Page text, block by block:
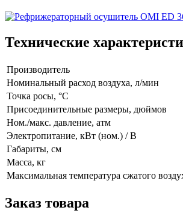
Технические
Производитель
Номинальный расход воздуха, л/мин
Точка росы, °C
Присоединительные размеры, дюймов
Ном./макс. давление, атм
Электропитание, кВт (ном.) / В
Габариты, см
Масса, кг
Максимальная температура сжатого
Заказ товара